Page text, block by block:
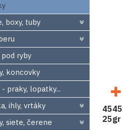
boxy, tuby
ryby
koncovky
praky, lopatky...
ihly, vrtáky
siete, čerene
25gr